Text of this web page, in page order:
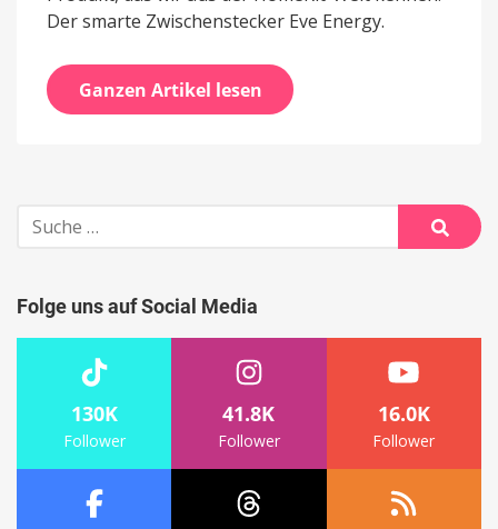
Der smarte Zwischenstecker Eve Energy.
Ganzen Artikel lesen
Suche
nach:
Suche
Folge uns auf Social Media
130K
Follower
41.8K
Follower
16.0K
Follower